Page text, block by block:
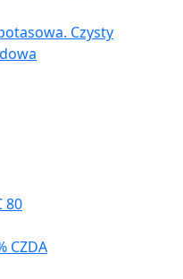
Czysty
80
CZDA